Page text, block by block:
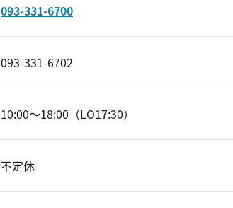
093-331-6700
093-331-6702
10:00～18:00（LO17:30）
不定休